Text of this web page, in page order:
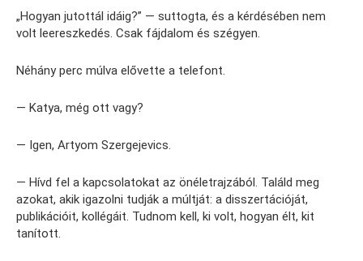
„Hogyan jutottál idáig?” — suttogta, és a kérdésében nem
volt leereszkedés. Csak fájdalom és szégyen.
Néhány perc múlva elővette a telefont.
— Katya, még ott vagy?
— Igen, Artyom Szergejevics.
— Hívd fel a kapcsolatokat az önéletrajzából. Találd meg
azokat, akik igazolni tudják a múltját: a disszertációját,
publikációit, kollégáit. Tudnom kell, ki volt, hogyan élt, kit
tanított.